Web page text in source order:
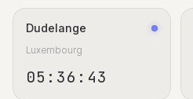
Dudelange
Luxembourg
05:36:44